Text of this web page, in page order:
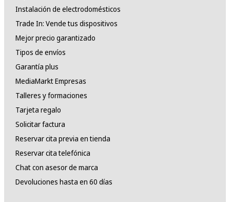
Instalación de electrodomésticos
Trade In: Vende tus dispositivos
Mejor precio garantizado
Tipos de envíos
Garantía plus
MediaMarkt Empresas
Talleres y formaciones
Tarjeta regalo
Solicitar factura
Reservar cita previa en tienda
Reservar cita telefónica
Chat con asesor de marca
Devoluciones hasta en 60 días